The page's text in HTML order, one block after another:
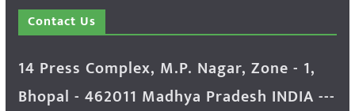
Contact Us
14 Press Complex, M.P. Nagar, Zone - 1,
Bhopal - 462011 Madhya Pradesh INDIA ---